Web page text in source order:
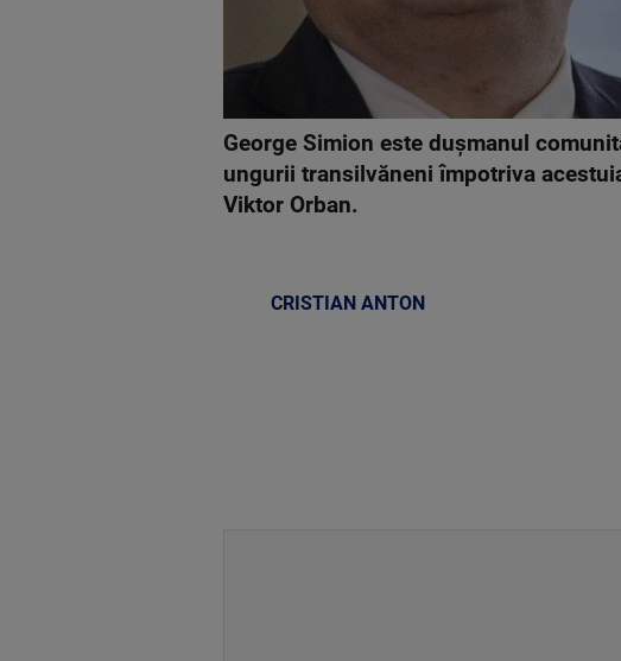
George Simion este dușmanul
ungurii transilvăneni împotriva
Viktor Orban.
CRISTIAN ANTON